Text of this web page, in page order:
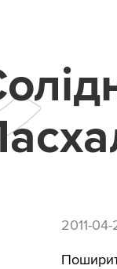
2011-